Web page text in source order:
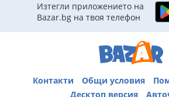
Изтегли приложението на
Bazar.bg на твоя телефон
Контакти Общи условия
Десктоп версия